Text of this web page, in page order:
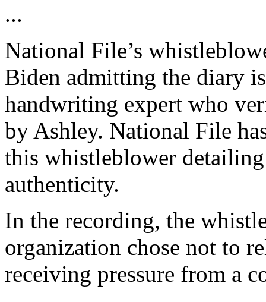
...
National File’s
Biden admitting the diary
handwriting expert who
by Ashley. National File
this whistleblower
authenticity.
In the recording, the
organization chose not to
receiving pressure from a